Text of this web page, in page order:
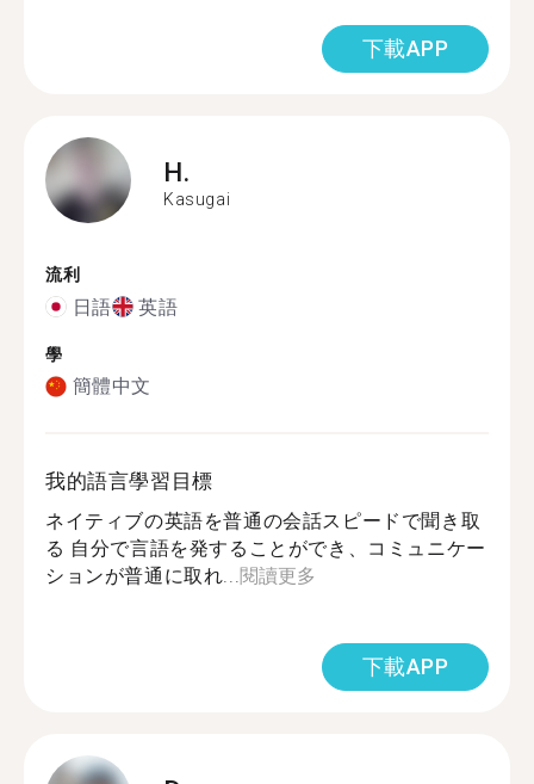
下載APP
H.
Kasugai
流利
日語 英語
學
簡體中文
我的語言學習目標
ネイティブの英語を普通の会話スピードで聞き取
る 自分で言語を発することができ、コミュニケー
ションが普通に取れ...閱讀更多
下載APP